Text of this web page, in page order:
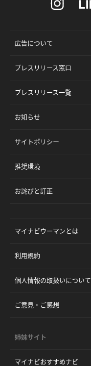
広告について
プレスリリース窓口
プレスリリース一覧
お知らせ
サイトポリシー
推奨環境
お詫びと訂正
マイナビウーマンとは
利用規約
個人情報の取扱いについて
ご意見・ご感想
姉妹サイト
マイナビおすすめナビ